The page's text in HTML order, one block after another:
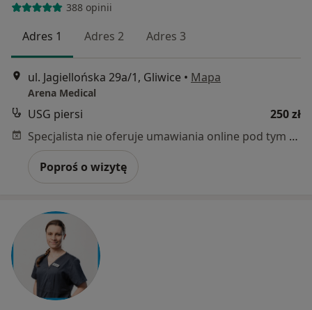
388 opinii
Adres 1 Adres 2 Adres 3
ul. Jagiellońska 29a/1, Gliwice • Mapa
Arena Medical
USG piersi
250 zł
Specjalista nie oferuje umawiania online pod tym adresem.
Poproś o wizytę